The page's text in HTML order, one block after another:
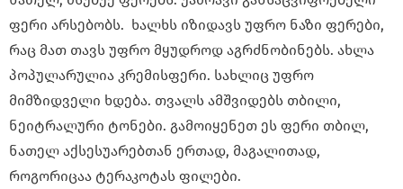
ფერი არსებობს. ხალხს იზიდავს უფრო ნაზი ფერები,
რაც მათ თავს უფრო მყუდროდ აგრძნობინებს. ახლა
პოპულარულია კრემისფერი. სახლიც უფრო
მიმზიდველი ხდება. თვალს ამშვიდებს თბილი,
ნეიტრალური ტონები. გამოიყენეთ ეს ფერი თბილ,
ნათელ აქსესუარებთან ერთად, მაგალითად,
როგორიცაა ტერაკოტას ფილები.